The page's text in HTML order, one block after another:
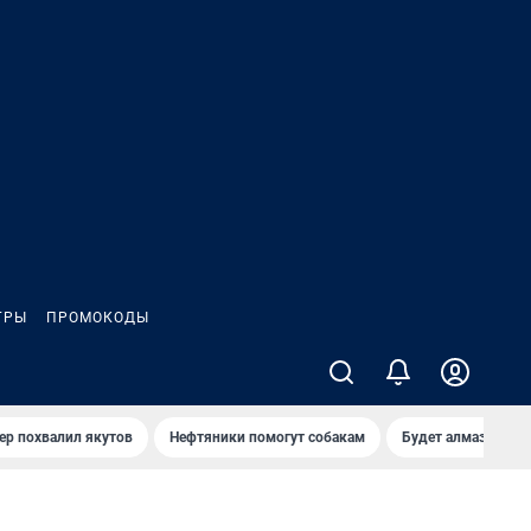
ПРОМОКОДЫ
похвалил якутов Нефтяники помогут собакам Будет алмазный